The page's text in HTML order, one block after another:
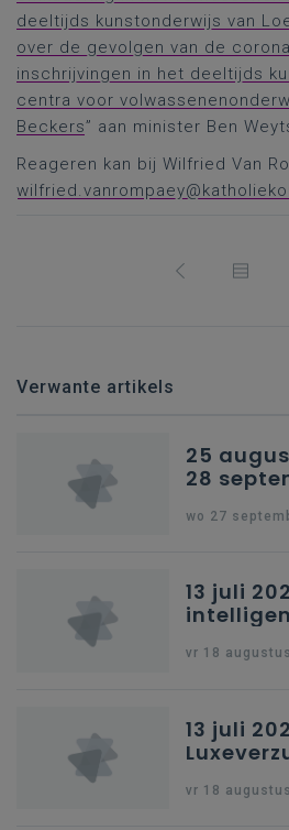
deeltijds kunstonderwijs van
over de gevolgen van de
inschrijvingen in het deeltijds
centra voor
Beckers” aan minister Ben
Reageren kan bij Wilfried Van
Verwante artikels
25
28
wo 27
13 juli
vr 18
13 juli
vr 18